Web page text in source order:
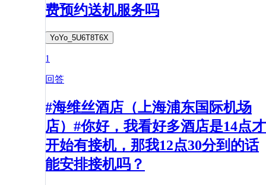
费预约送机服务吗
YoYo_5U6T8T6X
1
回答
#海维丝酒店（上海浦东国际机场
店）#你好，我看好多酒店是14点才
开始有接机，那我12点30分到的话
能安排接机吗？